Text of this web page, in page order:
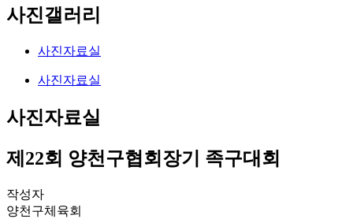
사진갤러리
사진자료실
사진자료실
사진자료실
제22회 양천구협회장기 족구대회
작성자
양천구체육회